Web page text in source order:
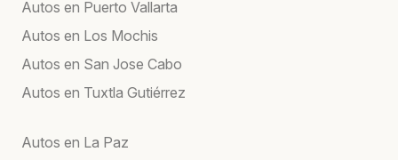
Autos en Puerto Vallarta
Autos en Los Mochis
Autos en San Jose Cabo
Autos en Tuxtla Gutiérrez
Autos en La Paz